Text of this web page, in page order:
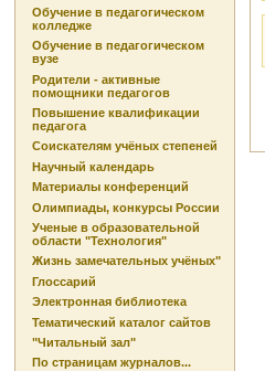
Обучение в педагогическом
колледже
Обучение в педагогическом
вузе
Родители - активные
помощники педагогов
Повышение квалификации
педагога
Соискателям учёных степеней
Научный календарь
Материалы конференций
Олимпиады, конкурсы России
Ученые в образовательной
области "Технология"
Жизнь замечательных учёных"
Глоссарий
Электронная библиотека
Тематический каталог сайтов
"Читальный зал"
По страницам журналов...